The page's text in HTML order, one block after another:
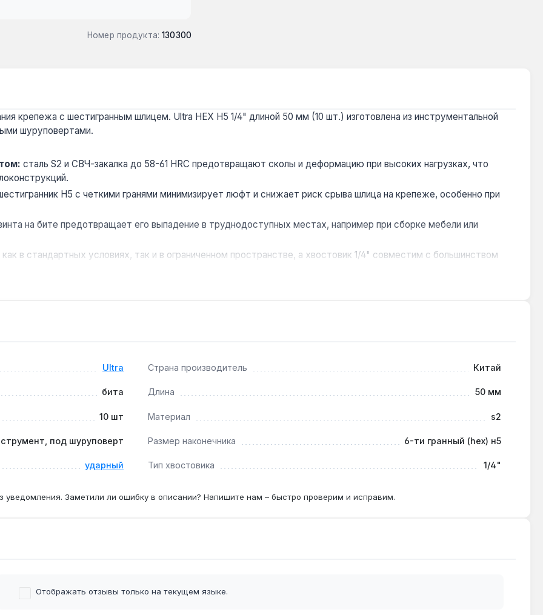
Номер продукта: 130300
крепежа с шестигранным шлицем. Ultra HEX H5 1/4" длиной 50 мм (10 шт.) изготовлена из инструментальной
шуруповертами.
сталь S2 и СВЧ-закалка до 58-61 HRC предотвращают сколы и деформацию при высоких нагрузках, что
H5 с четкими гранями минимизирует люфт и снижает риск срыва шлица на крепеже, особенно при
на бите предотвращает его выпадение в труднодоступных местах, например при сборке мебели или
как в стандартных условиях, так и в ограниченном пространстве, а хвостовик 1/4" совместим с большинством
работ с шестигранными крепежами, включая работу с ударными шуруповертами и гайковертами.
эксплуатации?
S2 сохраняет форму до 500-1000 циклов закручивания, после чего рекомендуется замена для
Ultra Страна производитель Китай
бита Длина 50 мм
10 шт Материал s2
под шуруповерт Размер наконечника 6-ти гранный (hex) н5
ударный Тип хвостовика 1/4"
уведомления. Заметили ли ошибку в описании? Напишите нам – быстро проверим и исправим.
Отображать отзывы только на текущем языке.